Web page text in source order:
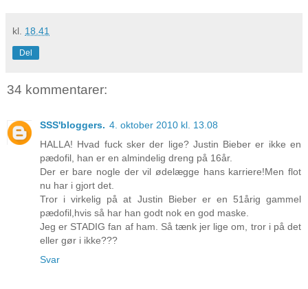
kl. 18.41
Del
34 kommentarer:
SSS'bloggers. 4. oktober 2010 kl. 13.08
HALLA! Hvad fuck sker der lige? Justin Bieber er ikke en
pædofil, han er en almindelig dreng på 16år.
Der er bare nogle der vil ødelægge hans karriere!Men flot
nu har i gjort det.
Tror i virkelig på at Justin Bieber er en 51årig gammel
pædofil,hvis så har han godt nok en god maske.
Jeg er STADIG fan af ham. Så tænk jer lige om, tror i på det
eller gør i ikke???
Svar